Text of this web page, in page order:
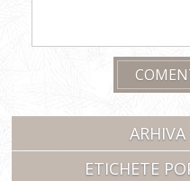
ETICHETE